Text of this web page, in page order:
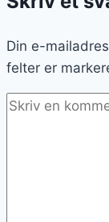
Din e-
felter er